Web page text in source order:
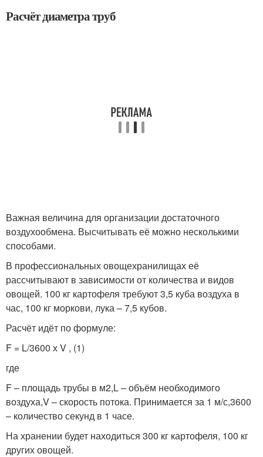
Расчёт диаметра труб
Важная величина для организации достаточного
воздухообмена. Высчитывать её можно несколькими
способами.
В профессиональных овощехранилищах её
рассчитывают в зависимости от количества и видов
овощей. 100 кг картофеля требуют 3,5 куба воздуха в
час, 100 кг моркови, лука – 7,5 кубов.
Расчёт идёт по формуле:
F = L/3600 х V , (1)
где
F – площадь трубы в м2,L – объём необходимого
воздуха,V – скорость потока. Принимается за 1 м/с,3600
– количество секунд в 1 часе.
На хранении будет находиться 300 кг картофеля, 100 кг
других овощей.